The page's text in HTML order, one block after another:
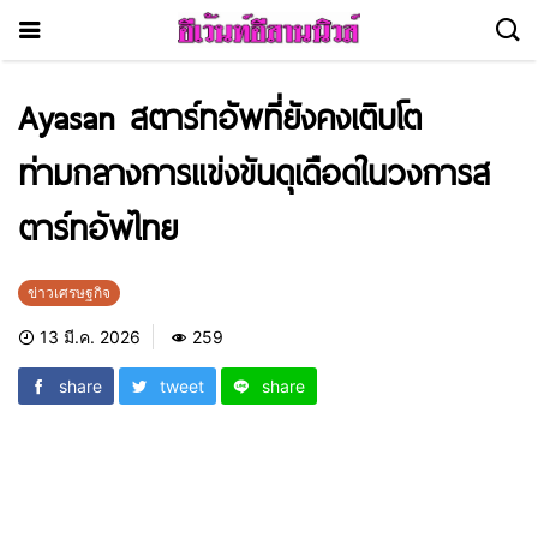
Ayasan สตาร์ทอัพที่ยังคงเติบโต
ท่ามกลางการแข่งขันดุเดือดในวงการส
ตาร์ทอัพไทย
ข่าวเศรษฐกิจ
13 มี.ค. 2026 259
share tweet share